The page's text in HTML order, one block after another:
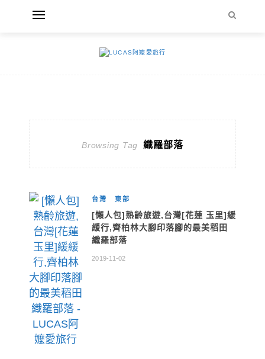
Browsing Tag 織羅部落
台灣 東部
[懶人包]熟齡旅遊,台灣[花蓮 玉里]緩
緩行,齊柏林大腳印落腳的最美稻田
織羅部落
2019-11-02